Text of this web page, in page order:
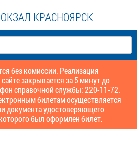
КРАСНОЯРСК
без комиссии. Реализация
закрывается за 5 минут до
справочной службы: 220-11-72.
билетам осуществляется
документа удостоверяющего
был оформлен билет.